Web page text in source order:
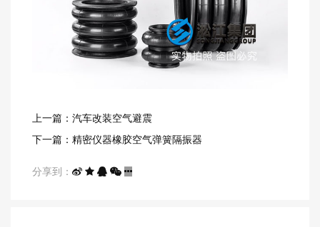
上一篇：汽车改装空气避震
下一篇：精密仪器橡胶空气弹簧隔振器
分享到：